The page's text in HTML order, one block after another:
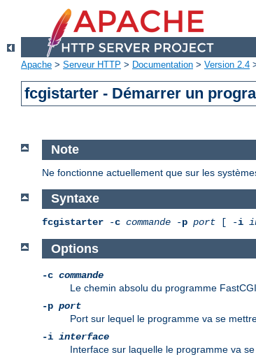
Apache > Serveur HTTP > Documentation > Version 2.4
fcgistarter - Démarrer un
Note
Ne fonctionne actuellement que sur les
Syntaxe
fcgistarter -c commande -p port [ -i
Options
-c commande
Le chemin absolu du programme FastCGI
-p port
Port sur lequel le programme va se
-i interface
Interface sur laquelle le programme va